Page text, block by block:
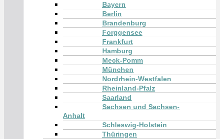
Bayern
Berlin
Brandenburg
Forggensee
Frankfurt
Hamburg
Meck-Pomm
München
Nordrhein-Westfalen
Rheinland-Pfalz
Saarland
Sachsen und Sachsen-
Anhalt
Schleswig-Holstein
Thüringen